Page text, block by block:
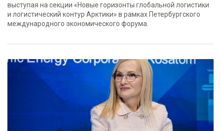
выступая на секции «Новые горизонты глобальной логистики
и логистический контур Арктики» в рамках Петербургского
международного экономического форума.